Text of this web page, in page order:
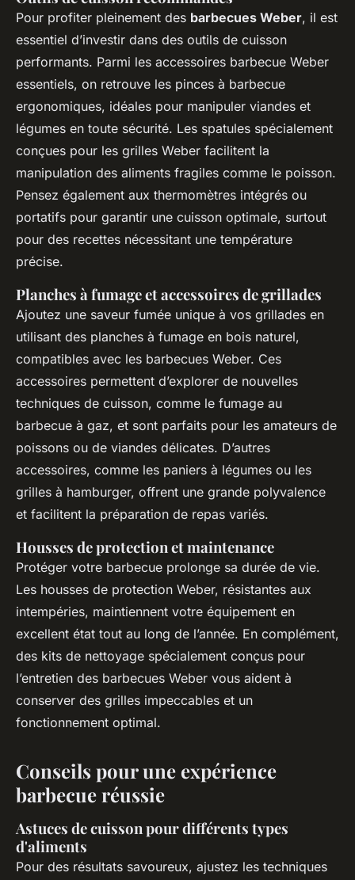
Pour profiter pleinement des barbecues Weber, il est
essentiel d’investir dans des outils de cuisson
performants. Parmi les accessoires barbecue Weber
essentiels, on retrouve les pinces à barbecue
ergonomiques, idéales pour manipuler viandes et
légumes en toute sécurité. Les spatules spécialement
conçues pour les grilles Weber facilitent la
manipulation des aliments fragiles comme le poisson.
Pensez également aux thermomètres intégrés ou
portatifs pour garantir une cuisson optimale, surtout
pour des recettes nécessitant une température
précise.
Planches à fumage et accessoires de grillades
Ajoutez une saveur fumée unique à vos grillades en
utilisant des planches à fumage en bois naturel,
compatibles avec les barbecues Weber. Ces
accessoires permettent d’explorer de nouvelles
techniques de cuisson, comme le fumage au
barbecue à gaz, et sont parfaits pour les amateurs de
poissons ou de viandes délicates. D’autres
accessoires, comme les paniers à légumes ou les
grilles à hamburger, offrent une grande polyvalence
et facilitent la préparation de repas variés.
Housses de protection et maintenance
Protéger votre barbecue prolonge sa durée de vie.
Les housses de protection Weber, résistantes aux
intempéries, maintiennent votre équipement en
excellent état tout au long de l’année. En complément,
des kits de nettoyage spécialement conçus pour
l’entretien des barbecues Weber vous aident à
conserver des grilles impeccables et un
fonctionnement optimal.
Conseils pour une expérience
barbecue réussie
Astuces de cuisson pour différents types
d'aliments
Pour des résultats savoureux, ajustez les techniques